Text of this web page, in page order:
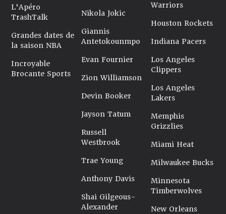
L'Apéro
TrashTalk
Grandes dates de
la saison NBA
Incroyable
Brocante Sports
Nikola Jokic
Giannis
Antetokounmpo
Evan Fournier
Zion Williamson
Devin Booker
Jayson Tatum
Russell
Westbrook
Trae Young
Anthony Davis
Shai Gilgeous-
Alexander
Warriors
Houston Rockets
Indiana Pacers
Los Angeles
Clippers
Los Angeles
Lakers
Memphis
Grizzlies
Miami Heat
Milwaukee Bucks
Minnesota
Timberwolves
New Orleans